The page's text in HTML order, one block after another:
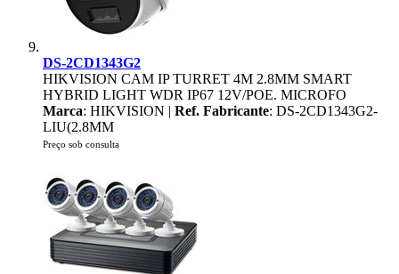
DS-2CD1343G2
HIKVISION CAM IP TURRET 4M 2.8MM SMART
HYBRID LIGHT WDR IP67 12V/POE. MICROFO
Marca: HIKVISION | Ref. Fabricante: DS-2CD1343G2-
LIU(2.8MM
Preço sob consulta